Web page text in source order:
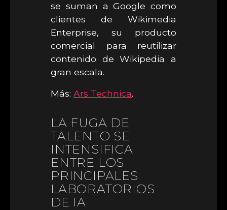
se suman a Google como
clientes de Wikimedia
Enterprise, su producto
comercial para reutilizar
contenido de Wikipedia a
gran escala.
Más: Ars Technica.
LA FUGA DE
TALENTO SE
INTENSIFICA
ENTRE LOS
PRINCIPALES
LABORATORIOS
DE IA